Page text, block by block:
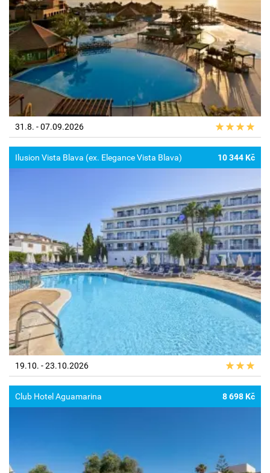
31.8. - 07.09.2026
Ilusion Vista Blava (ex. Elegance Vista Blava) 10 344 Kč
19.10. - 23.10.2026
Club Hotel Aguamarina 8 698 Kč